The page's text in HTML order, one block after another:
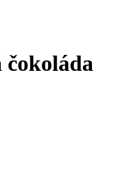
čokoláda